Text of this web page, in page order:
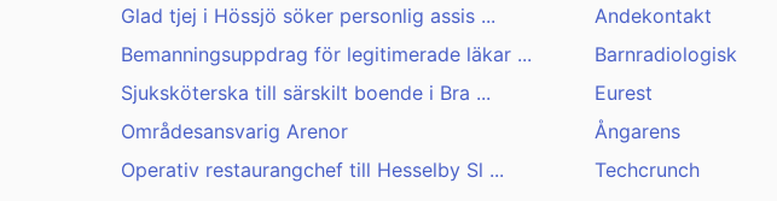
Glad tjej i Hössjö söker personlig assis ...
Bemanningsuppdrag för legitimerade läkar ...
Sjuksköterska till särskilt boende i Bra ...
Områdesansvarig Arenor
Operativ restaurangchef till Hesselby Sl ...
Andekontakt
Barnradiologisk
Eurest
Ångarens
Techcrunch